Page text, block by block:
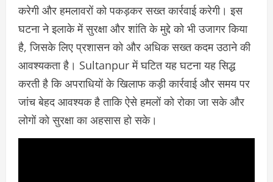
करेगी और हमलावरों को पकड़कर सख्त कार्रवाई करेगी। इस
घटना ने इलाके में सुरक्षा और शांति के मुद्दे को भी उजागर किया
है, जिसके लिए प्रशासन को और अधिक सख्त कदम उठाने की
आवश्यकता है। Sultanpur में घटित यह घटना यह सिद्ध
करती है कि अपराधियों के खिलाफ कड़ी कार्रवाई और समय पर
जांच बेहद आवश्यक है ताकि ऐसे हमलों को रोका जा सके और
लोगों को सुरक्षा का अहसास हो सके।